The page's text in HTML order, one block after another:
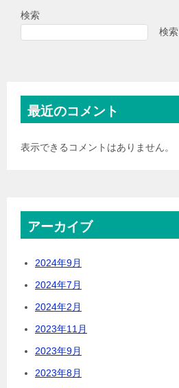
検索
検索
最近のコメント
表示できるコメントはありません。
アーカイブ
2024年9月
2024年7月
2024年2月
2023年11月
2023年9月
2023年8月